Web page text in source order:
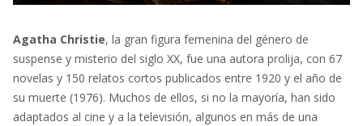
Agatha Christie, la gran figura femenina del género de
suspense y misterio del siglo XX, fue una autora prolija, con 67
novelas y 150 relatos cortos publicados entre 1920 y el año de
su muerte (1976). Muchos de ellos, si no la mayoría, han sido
adaptados al cine y a la televisión, algunos en más de una